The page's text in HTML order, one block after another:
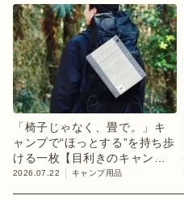
「椅子じゃなく、畳で。」キ
ャンプで“ほっとする”を持ち歩
ける一枚【目利きのキャンプ
ギア】
2026.07.22 キャンプ用品